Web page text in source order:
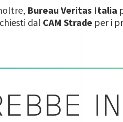
Bureau Veritas Italia
dal CAM Strade per i